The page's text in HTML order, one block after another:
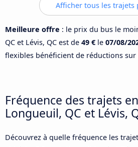
Afficher tous les trajets
Meilleure offre : le prix du bus le
QC et Lévis, QC est de 49 € le 07/08/
flexibles bénéficient de réductions
Fréquence des trajets
Longueuil, QC et Lévis,
Découvrez à quelle fréquence les